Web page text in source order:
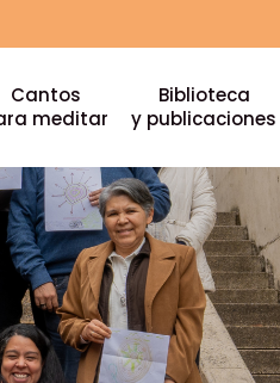
Cantos
meditar
Biblioteca
y publicaciones